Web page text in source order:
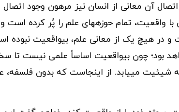
آن معانی از انسان نیز مرهون وجود اتصال
واقعیت، تمام حوزههای علم را پُر کرده است و
در هیچ یک از معانی علم، بیواقعیت نبوده
بود؛ چون بیواقعیت اساساً علمی نیست تا
مییابد. از اینجاست که بدون فلسفه،